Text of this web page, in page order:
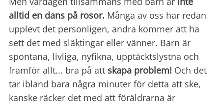
alltid en dans på rosor. Många av oss har redan
upplevt det personligen, andra kommer att ha
sett det med släktingar eller vänner. Barn är
spontana, livliga, nyfikna, upptäcktslystna och
framför allt... bra på att skapa problem! Och det
tar ibland bara några minuter för detta att ske,
kanske räcker det med att föräldrarna är